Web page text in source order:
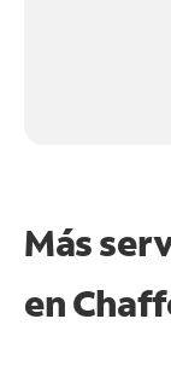
Más
en